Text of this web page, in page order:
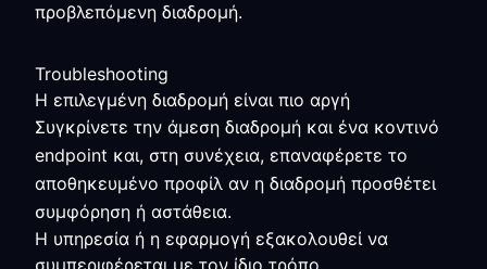
προβλεπόμενη διαδρομή.
Troubleshooting
Η επιλεγμένη διαδρομή είναι πιο αργή
Συγκρίνετε την άμεση διαδρομή και ένα κοντινό
endpoint και, στη συνέχεια, επαναφέρετε το
αποθηκευμένο προφίλ αν η διαδρομή προσθέτει
συμφόρηση ή αστάθεια.
Η υπηρεσία ή η εφαρμογή εξακολουθεί να
συμπεριφέρεται με τον ίδιο τρόπο